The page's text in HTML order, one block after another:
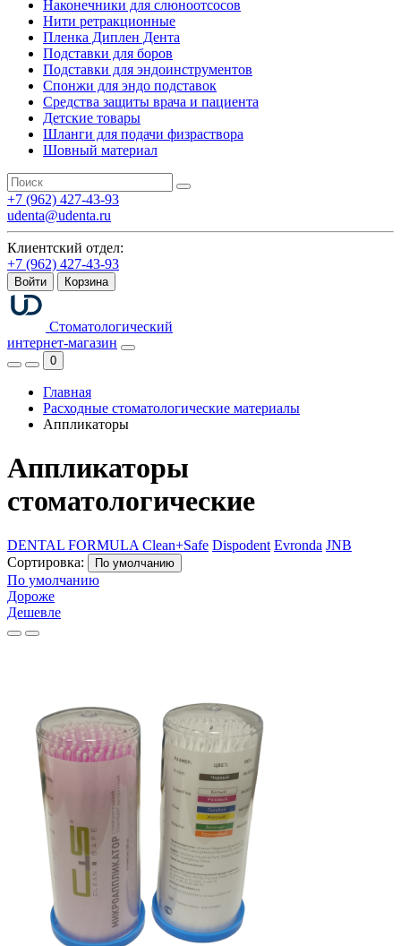
Наконечники для слюноотсосов
Нити ретракционные
Пленка Диплен Дента
Подставки для боров
Подставки для эндоинструментов
Спонжи для эндо подставок
Средства защиты врача и пациента
Детские товары
Шланги для подачи физраствора
Шовный материал
+7 (962) 427-43-93
udenta@udenta.ru
Клиентский отдел:
+7 (962) 427-43-93
Войти Корзина
Стоматологический
интернет-магазин
0
Главная
Расходные стоматологические материалы
Аппликаторы
Аппликаторы
стоматологические
DENTAL FORMULA Clean+Safe Dispodent Evronda JNB
Сортировка:
По умолчанию
По умолчанию
Дороже
Дешевле